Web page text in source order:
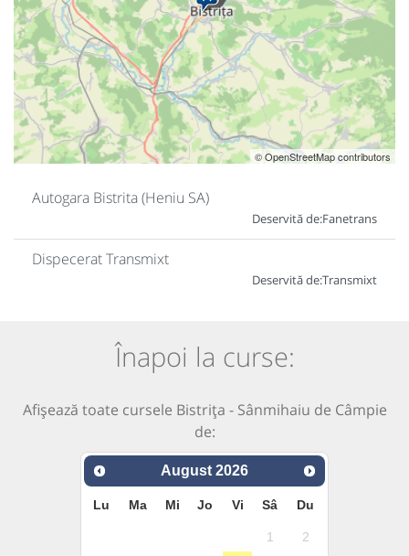
© OpenStreetMap contributors
Autogara Bistrita (Heniu SA)
Deservită de:Fanetrans
Dispecerat Transmixt
Deservită de:Transmixt
Înapoi la curse:
Afișează toate cursele Bistrița - Sânmihaiu de Câmpie
de:
August 2026
Lu Ma Mi Jo Vi Sâ Du
1
2